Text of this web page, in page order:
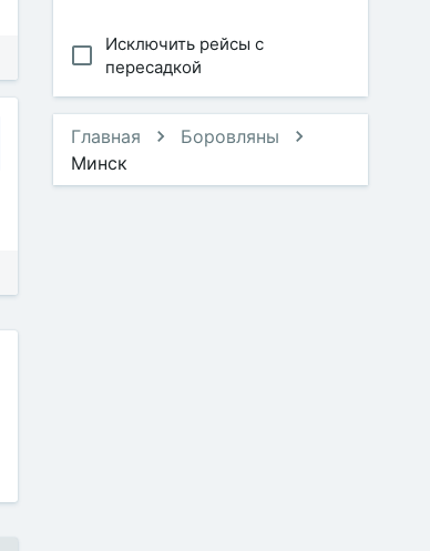
Исключить рейсы с
пересадкой
Главная
Боровляны
Минск